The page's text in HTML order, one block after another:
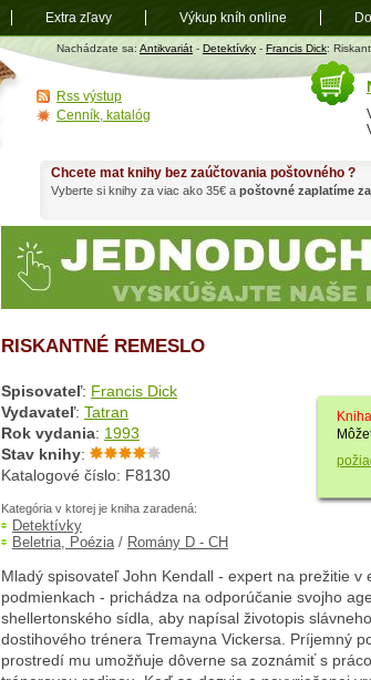
Antikvariát
shop.sk
Nachádzate sa: Antikvariát - Detektívky - Francis Dick:
RISKANTNÉ REMESLO
Spisovateľ: Francis Dick
Vydavateľ: Tatran
Rok vydania: 1993
Stav knihy:
Katalogové číslo: F8130
Kategória v ktorej je kniha zaradená:
Detektívky
Beletria, Poézia/ Romány D - CH
Mladý spisovateľ John Kendall - expert na prežitie v
podmienkach - prichádza na odporúčanie svojho
shellertonského sídla, aby napísal životopis
dostihového trénera Tremayna Vickersa. Príjemný
prostredí mu umožňuje dôverne sa zoznámiť s
Chcete mat knihy bez zaúčtovania poštovného ?
Vyberte si knihy za viac ako 35€ a poštovné zaplatíme
Rss výstup
Cenník, katalóg
Extra zľavy Výkup kníh online